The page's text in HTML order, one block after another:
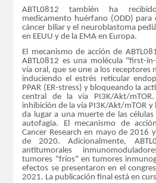
ABTL0812 también ha
medicamento huérfano (ODD) para
cáncer biliar y el neuroblastoma
en EEUU y de la EMA en Europa.
El mecanismo de acción de
ABTL0812 es una molécula "first-
vía oral, que se une a los receptores
induciendo el estrés reticular
PPAR (ER-stress) y bloqueando la
central de la vía PI3K/Akt/
inhibición de la vía PI3K/Akt/mTOR y
da lugar a una muerte de las
autofagia. El mecanismo de
Cancer Research en mayo de 2016
de 2020. Adicionalmente,
antitumorales
tumores "fríos" en tumores
efectos se presentaron en el
2021. La publicación final está en